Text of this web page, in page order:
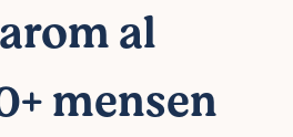
al
mensen